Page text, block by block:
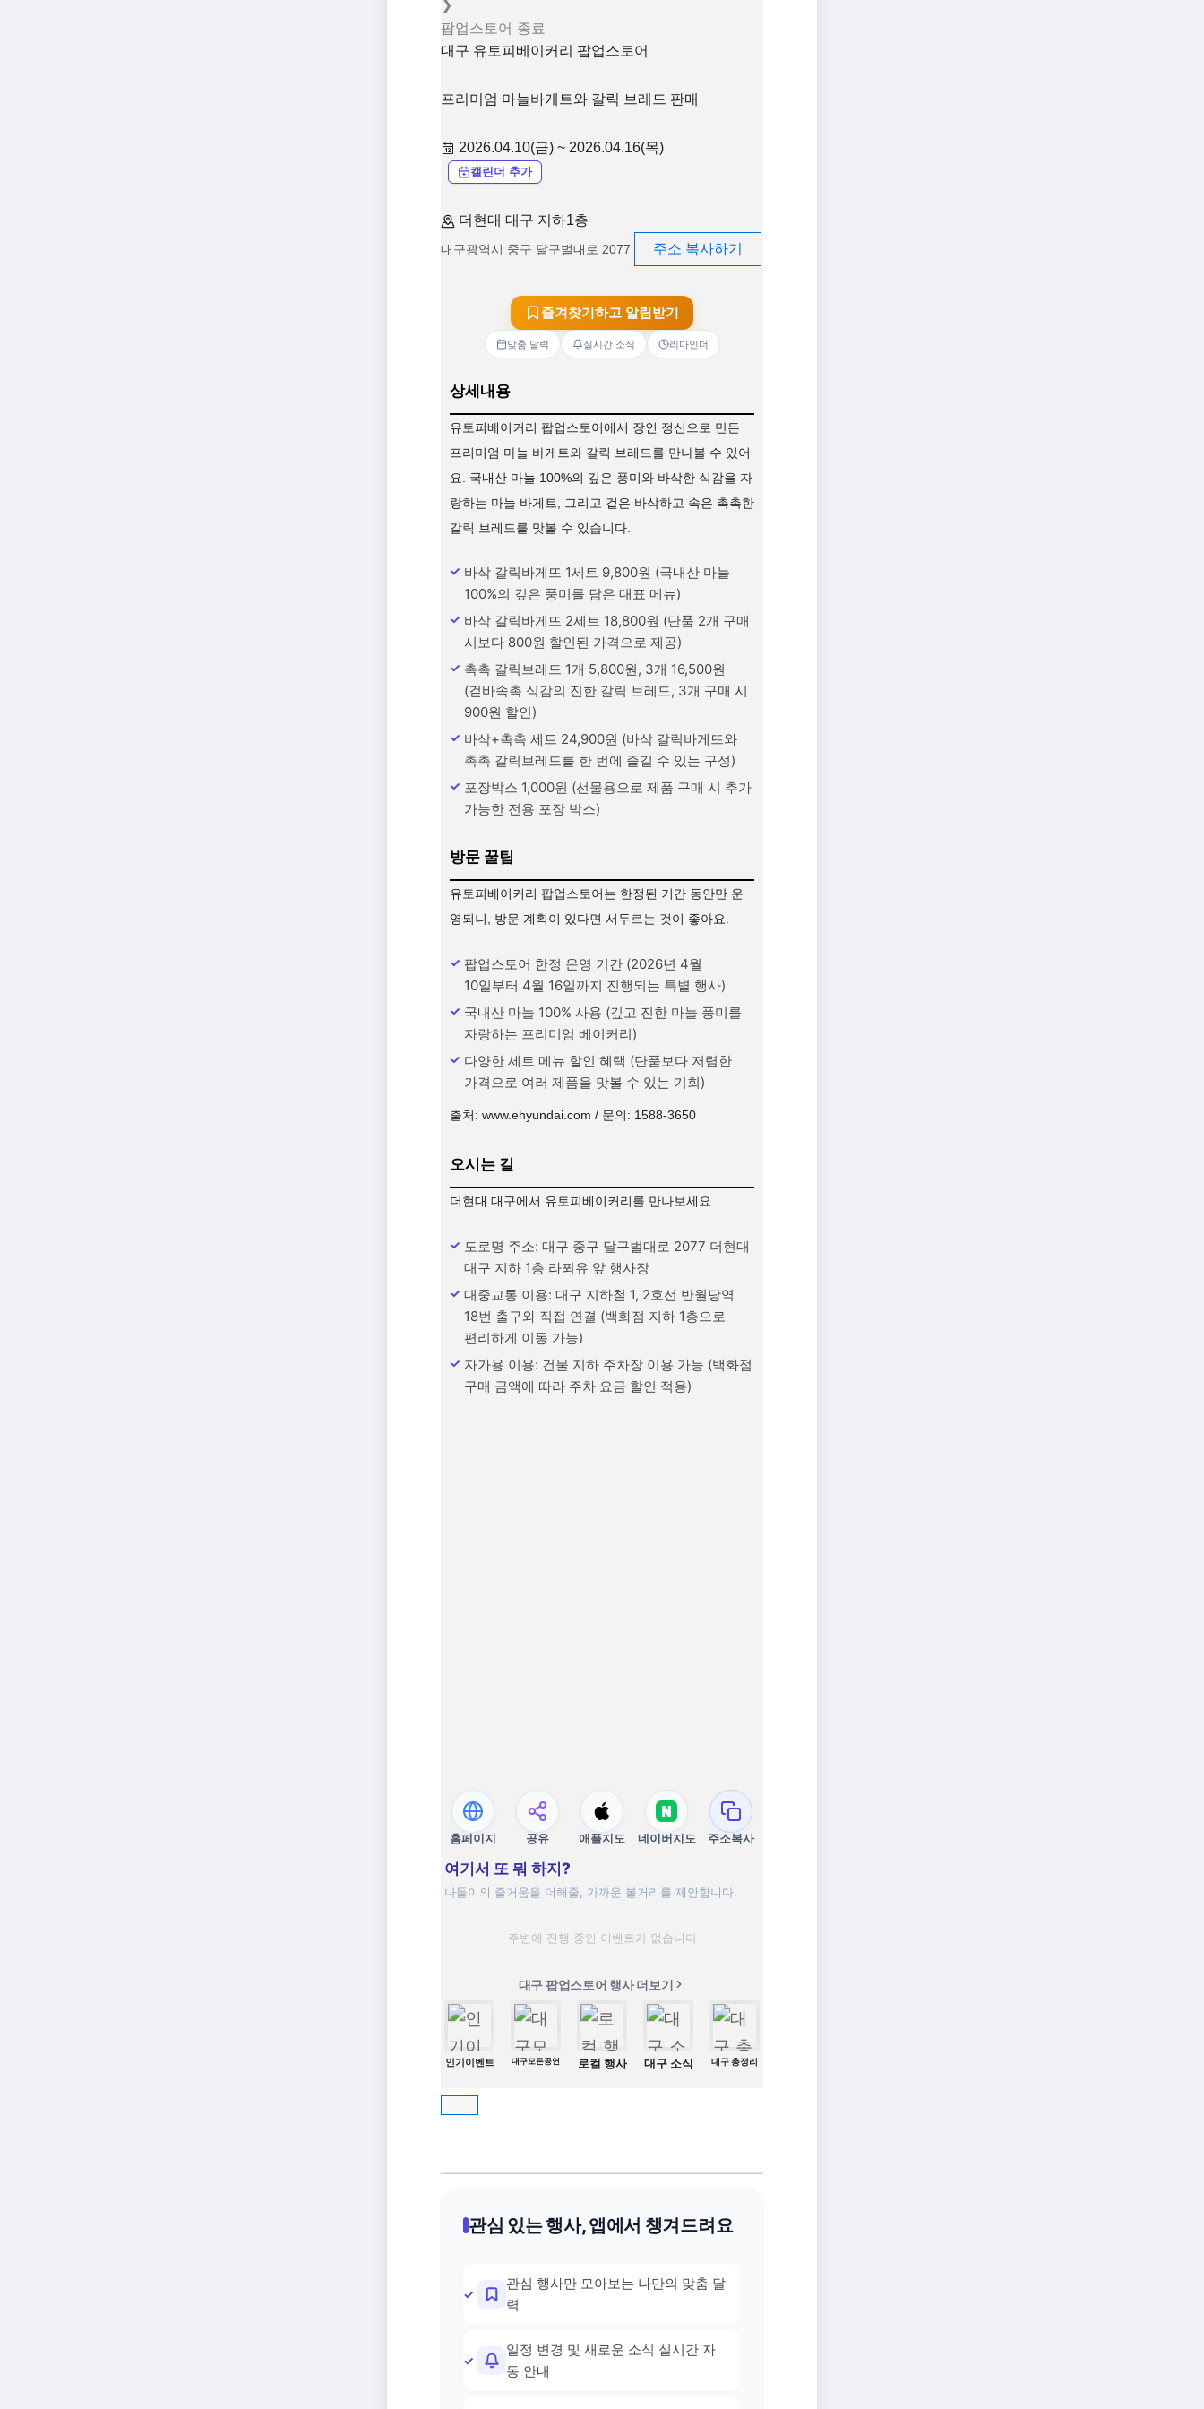
❯
팝업스토어 종료
대구 유토피베이커리 팝업스토어
프리미엄 마늘바게트와 갈릭 브레드 판매
2026.04.10(금) ~ 2026.04.16(목)
캘린더 추가
더현대 대구 지하1층
대구광역시 중구 달구벌대로 2077 주소 복사하기
즐겨찾기하고 알림받기
맞춤 달력 실시간 소식 리마인더
상세내용
유토피베이커리 팝업스토어에서 장인 정신으로 만든
프리미엄 마늘 바게트와 갈릭 브레드를 만나볼 수 있어
요. 국내산 마늘 100%의 깊은 풍미와 바삭한 식감을 자
랑하는 마늘 바게트, 그리고 겉은 바삭하고 속은 촉촉한
갈릭 브레드를 맛볼 수 있습니다.
바삭 갈릭바게뜨 1세트 9,800원 (국내산 마늘
100%의 깊은 풍미를 담은 대표 메뉴)
바삭 갈릭바게뜨 2세트 18,800원 (단품 2개 구매
시보다 800원 할인된 가격으로 제공)
촉촉 갈릭브레드 1개 5,800원, 3개 16,500원
(겉바속촉 식감의 진한 갈릭 브레드, 3개 구매 시
900원 할인)
바삭+촉촉 세트 24,900원 (바삭 갈릭바게뜨와
촉촉 갈릭브레드를 한 번에 즐길 수 있는 구성)
포장박스 1,000원 (선물용으로 제품 구매 시 추가
가능한 전용 포장 박스)
방문 꿀팁
유토피베이커리 팝업스토어는 한정된 기간 동안만 운
영되니, 방문 계획이 있다면 서두르는 것이 좋아요.
팝업스토어 한정 운영 기간 (2026년 4월
10일부터 4월 16일까지 진행되는 특별 행사)
국내산 마늘 100% 사용 (깊고 진한 마늘 풍미를
자랑하는 프리미엄 베이커리)
다양한 세트 메뉴 할인 혜택 (단품보다 저렴한
가격으로 여러 제품을 맛볼 수 있는 기회)
출처: www.ehyundai.com / 문의: 1588-3650
오시는 길
더현대 대구에서 유토피베이커리를 만나보세요.
도로명 주소: 대구 중구 달구벌대로 2077 더현대
대구 지하 1층 라푀유 앞 행사장
대중교통 이용: 대구 지하철 1, 2호선 반월당역
18번 출구와 직접 연결 (백화점 지하 1층으로
편리하게 이동 가능)
자가용 이용: 건물 지하 주차장 이용 가능 (백화점
구매 금액에 따라 주차 요금 할인 적용)
홈페이지 공유 애플지도 네이버지도 주소복사
여기서 또 뭐 하지?
나들이의 즐거움을 더해줄, 가까운 볼거리를 제안합니다.
주변에 진행 중인 이벤트가 없습니다
대구 팝업스토어 행사 더보기
인기이벤트 대구모든공연 로컬 행사 대구 소식 대구 총정리
관심 있는 행사, 앱에서 챙겨드려요
관심 행사만 모아보는 나만의 맞춤 달
력
일정 변경 및 새로운 소식 실시간 자
동 안내